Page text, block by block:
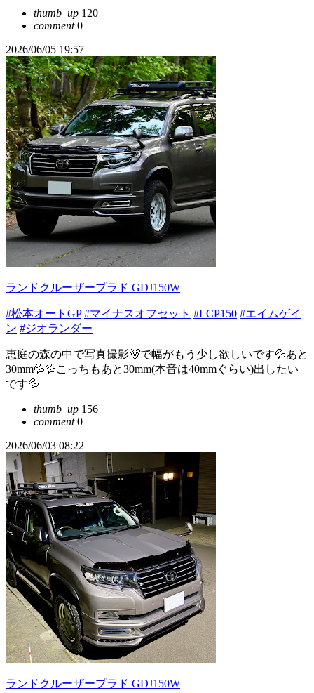
thumb_up 120
comment0
2026/06/05 19:57
ランドクルーザープラド GDJ150W
#松本オートGP #マイナスオフセット #LCP150 #エイムゲイ
ン #ジオランダー
恵庭の森の中で写真撮影🐻で幅がもう少し欲しいです💦あと
30mm💦💦こっちもあと30mm(本音は40mmぐらい)出したい
です💦
thumb_up 156
comment0
2026/06/03 08:22
ランドクルーザープラド GDJ150W